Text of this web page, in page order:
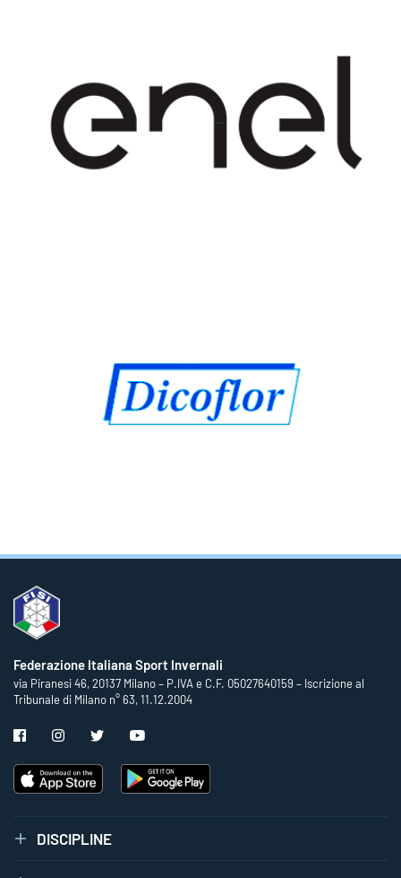
Federazione Italiana Sport Invernali
via Piranesi 46, 20137 Milano – P.IVA e C.F. 05027640159 – Iscrizione al
Tribunale di Milano n° 63, 11.12.2004
DISCIPLINE